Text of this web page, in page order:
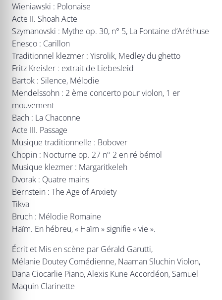
Wieniawski : Polonaise
Acte II. Shoah Acte
Szymanovski : Mythe op. 30, n° 5, La Fontaine d’Aréthuse
Enesco : Carillon
Traditionnel klezmer : Yisrolik, Medley du ghetto
Fritz Kreisler : extrait de Liebesleid
Bartok : Silence, Mélodie
Mendelssohn : 2 ème concerto pour violon, 1 er
mouvement
Bach : La Chaconne
Acte III. Passage
Musique traditionnelle : Bobover
Chopin : Nocturne op. 27 n° 2 en ré bémol
Musique klezmer : Margaritkeleh
Dvorak : Quatre mains
Bernstein : The Age of Anxiety
Tikva
Bruch : Mélodie Romaine
Haïm. En hébreu, « Haïm » signifie « vie ».
Écrit et Mis en scène par Gérald Garutti,
Mélanie Doutey Comédienne, Naaman Sluchin Violon,
Dana Ciocarlie Piano, Alexis Kune Accordéon, Samuel
Maquin Clarinette